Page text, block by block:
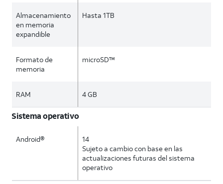
Almacenamiento
en memoria
expandible
Hasta 1TB
Formato de
memoria
microSD™
RAM 4 GB
Sistema operativo
Android®
14
Sujeto a cambio con base en las
actualizaciones futuras del sistema
operativo